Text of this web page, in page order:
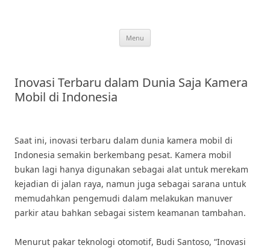
Menu
Inovasi Terbaru dalam Dunia Saja Kamera
Mobil di Indonesia
Saat ini, inovasi terbaru dalam dunia kamera mobil di
Indonesia semakin berkembang pesat. Kamera mobil
bukan lagi hanya digunakan sebagai alat untuk merekam
kejadian di jalan raya, namun juga sebagai sarana untuk
memudahkan pengemudi dalam melakukan manuver
parkir atau bahkan sebagai sistem keamanan tambahan.
Menurut pakar teknologi otomotif, Budi Santoso, “Inovasi